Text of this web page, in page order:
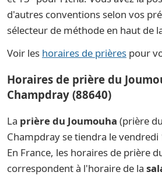
d'autres conventions selon vos
sélecteur de méthode en haut de
Voir les horaires de prières pour
Horaires de prière du
Champdray (88640)
La prière du Joumouha (prière
Champdray se tiendra le
En France, les horaires de prière
correspondent à l'horaire de la